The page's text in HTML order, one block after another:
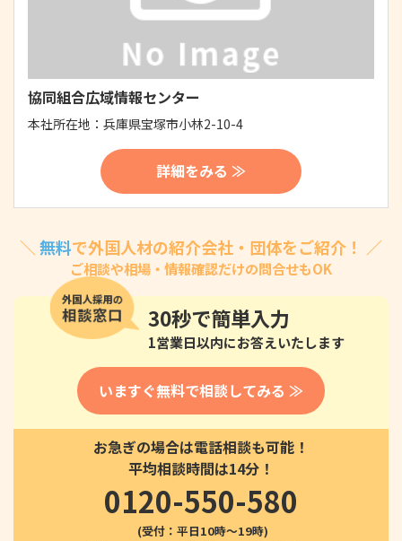
協同組合広域情報センター
本社所在地： 兵庫県宝塚市小林2-10-4
詳細をみる ≫
＼ 無料で外国人材の紹介会社・団体をご紹介！ ／
ご相談や相場・情報確認だけの問合せもOK
30秒で簡単入力
1営業日以内にお答えいたします
いますぐ無料で相談してみる ≫
お急ぎの場合は電話相談も可能！
平均相談時間は14分！
0120-550-580
(受付：平日10時〜19時)